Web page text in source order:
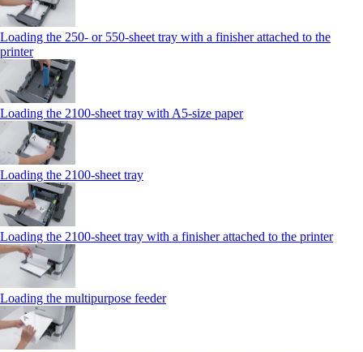
Loading the 250‑ or 550‑sheet tray with a finisher attached to the
printer
Loading the 2100‑sheet tray with A5‑size paper
Loading the 2100‑sheet tray
Loading the 2100‑sheet tray with a finisher attached to the printer
Loading the multipurpose feeder